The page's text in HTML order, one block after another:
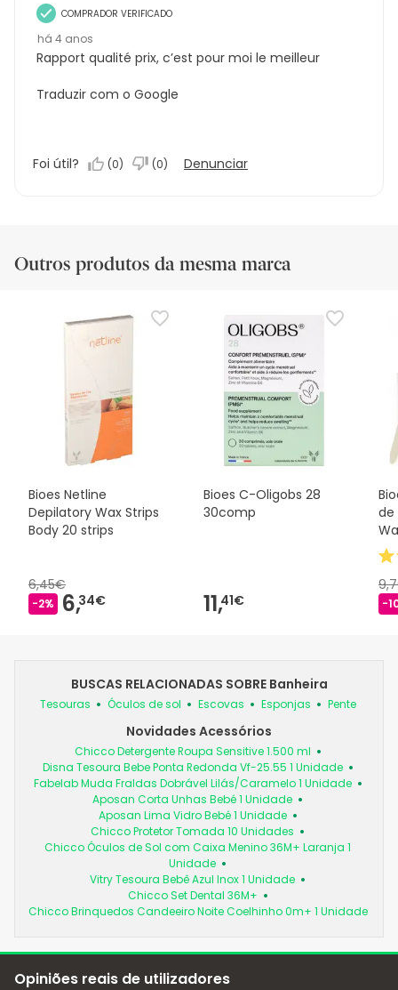
COMPRADOR VERIFICADO
há 4 anos
Rapport qualité prix, c’est pour moi le meilleur
Traduzir com o Google
Foi útil? (0) (0) Denunciar
Outros produtos da mesma marca
Bioes Netline
Depilatory Wax Strips
Body 20 strips
6,45€
-2% 6,34€
Bioes C-Oligobs 28
30comp
11,41€
de
-
BUSCAS RELACIONADAS SOBRE Banheira
Tesouras Óculos de sol Escovas Esponjas Pente
Novidades Acessórios
Chicco Detergente Roupa Sensitive 1.500 ml
Disna Tesoura Bebe Ponta Redonda Vf-25.55 1 Unidade
Fabelab Muda Fraldas Dobrável Lilás/Caramelo 1 Unidade
Aposan Corta Unhas Bebé 1 Unidade
Aposan Lima Vidro Bebé 1 Unidade
Chicco Protetor Tomada 10 Unidades
Chicco Óculos de Sol com Caixa Menino 36M+ Laranja 1
Unidade
Vitry Tesoura Bebê Azul Inox 1 Unidade
Chicco Set Dental 36M+
Chicco Brinquedos Candeeiro Noite Coelhinho 0m+ 1 Unidade
Opiniões reais de utilizadores